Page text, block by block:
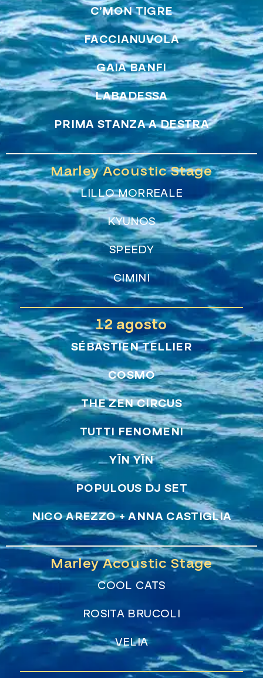
C’MON TIGRE
FACCIANUVOLA
GAIA BANFI
LABADESSA
PRIMA STANZA A DESTRA
Marley Acoustic Stage
LILLO MORREALE
KYUNOS
SPEEDY
CIMINI
12 agosto
SÉBASTIEN TELLIER
COSMO
THE ZEN CIRCUS
TUTTI FENOMENI
YĪN YĪN
POPULOUS DJ SET
NICO AREZZO + ANNA CASTIGLIA
Marley Acoustic Stage
COOL CATS
ROSITA BRUCOLI
VELIA